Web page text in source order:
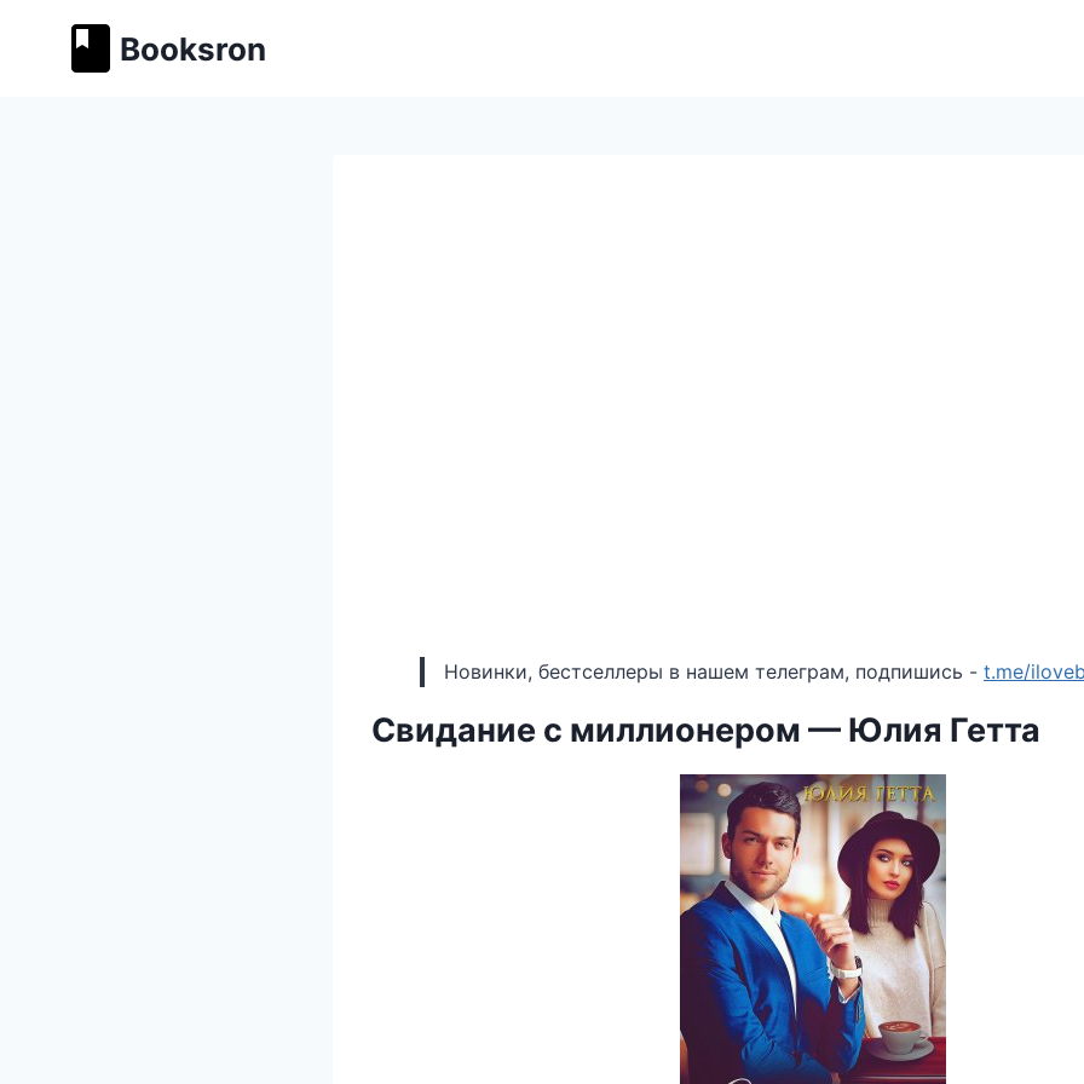
содержимому
Booksron
Новинки, бестселлеры в нашем телеграм, подпишись - t.me/
Свидание с миллионером — Юлия Гетта